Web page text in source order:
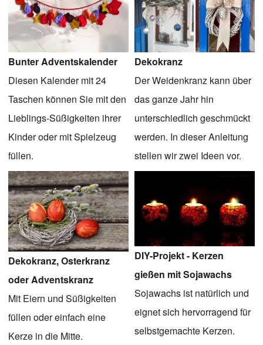
Bunter Adventskalender
Diesen Kalender mit 24
Taschen können Sie mit den
Lieblings-Süßigkeiten ihrer
Kinder oder mit Spielzeug
füllen.
Dekokranz
Der Weidenkranz kann über
das ganze Jahr hin
unterschiedlich geschmückt
werden. In dieser Anleitung
stellen wir zwei Ideen vor.
Dekokranz, Osterkranz
oder Adventskranz
Mit Eiern und Süßigkeiten
füllen oder einfach eine
Kerze in die Mitte.
DIY-Projekt - Kerzen
gießen mit Sojawachs
Sojawachs ist natürlich und
eignet sich hervorragend für
selbstgemachte Kerzen.